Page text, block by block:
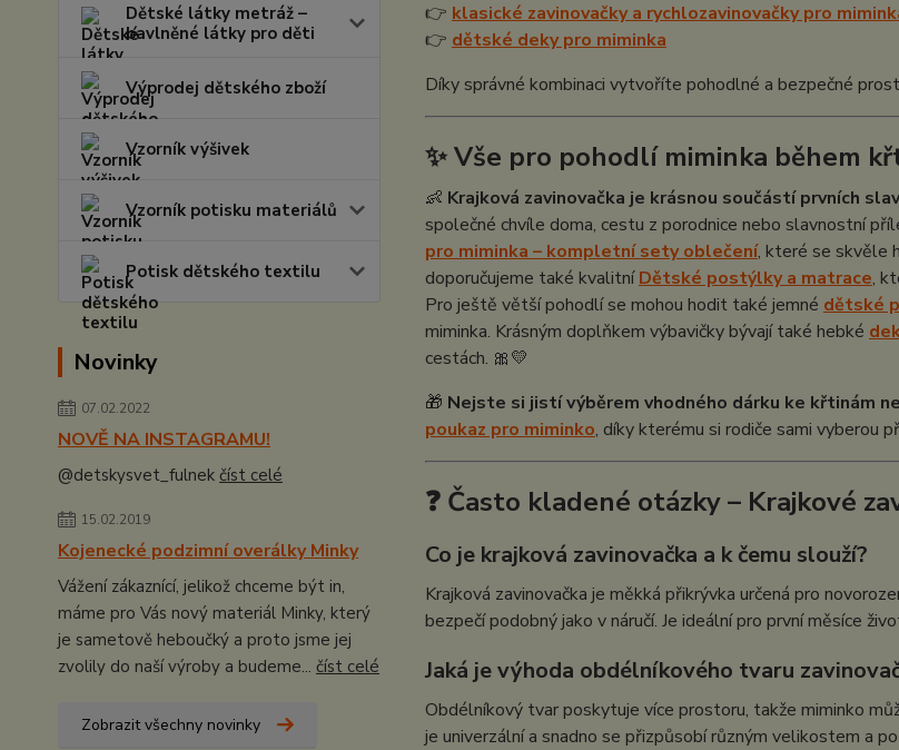
Dětské látky metráž –
bavlněné látky pro děti
Výprodej dětského zboží
Vzorník výšivek
Vzorník potisku materiálů
Potisk dětského textilu
Novinky
07.02.2022
NOVĚ NA INSTAGRAMU!
@detskysvet_fulnek číst celé
15.02.2019
Kojenecké podzimní overálky Minky
Vážení zákaznící, jelikož chceme být in,
máme pro Vás nový materiál Minky, který
je sametově heboučký a proto jsme jej
zvolily do naší výroby a budeme... číst celé
Zobrazit všechny novinky
👉 klasické zavinovačky a rychlozavinovačky pro
👉 dětské deky pro miminka
Díky správné kombinaci vytvoříte pohodlné a bezpečné
✨ Vše pro pohodlí miminka během
👶 Krajková zavinovačka je krásnou součástí prvních
společné chvíle doma, cestu z porodnice nebo slavnostní
pro miminka – kompletní sety oblečení, které se skvěle
doporučujeme také kvalitníDětské postýlky a matrace,
Pro ještě větší pohodlí se mohou hodit také jemné dětské
miminka. Krásným doplňkem výbavičky bývají také hebké
cestách. 🎀💛
🎁 Nejste si jistí výběrem vhodného dárku ke křtinám
poukaz pro miminko, díky kterému si rodiče sami vyberou
❓ Často kladené otázky – Krajkové
Co je krajková zavinovačka a k čemu slouží?
Krajková zavinovačka je měkká přikrývka určená pro
bezpečí podobný jako v náručí. Je ideální pro první měsíce
Jaká je výhoda obdélníkového tvaru
Obdélníkový tvar poskytuje více prostoru, takže miminko
je univerzální a snadno se přizpůsobí různým velikostem a